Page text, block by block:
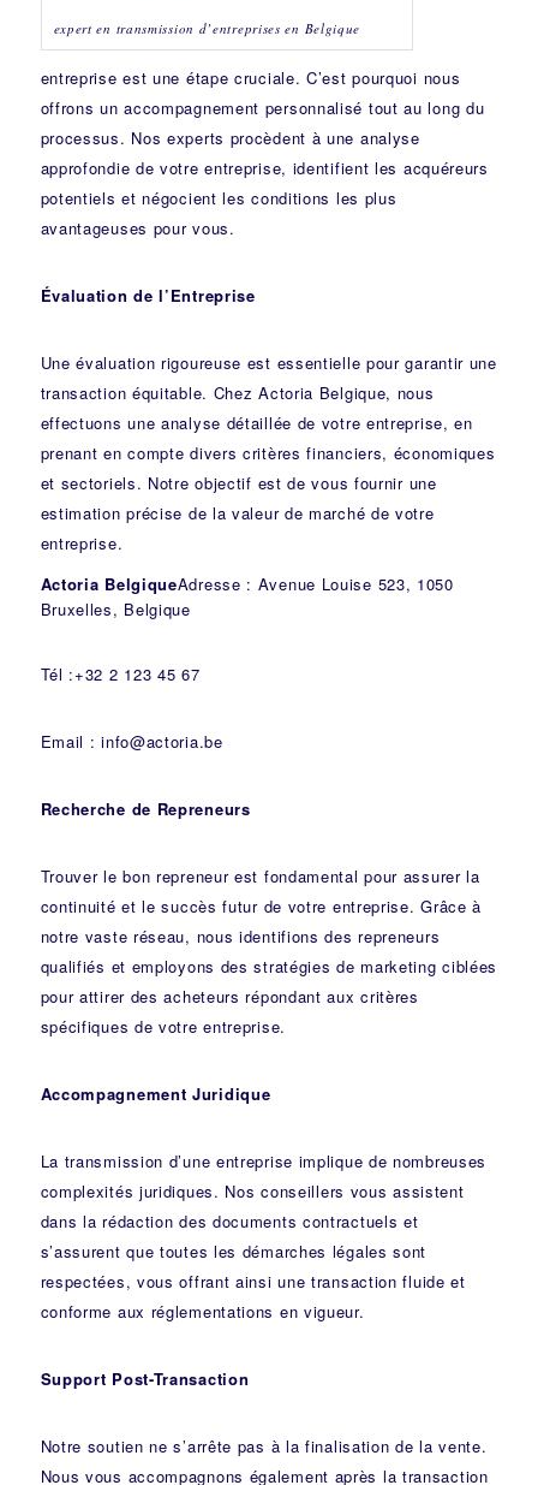
expert en transmission d’entreprises en Belgique
entreprise est une étape cruciale. C’est pourquoi nous
offrons un accompagnement personnalisé tout au long du
processus. Nos experts procèdent à une analyse
approfondie de votre entreprise, identifient les acquéreurs
potentiels et négocient les conditions les plus
avantageuses pour vous.
Évaluation de l’Entreprise
Une évaluation rigoureuse est essentielle pour garantir une
transaction équitable. Chez Actoria Belgique, nous
effectuons une analyse détaillée de votre entreprise, en
prenant en compte divers critères financiers, économiques
et sectoriels. Notre objectif est de vous fournir une
estimation précise de la valeur de marché de votre
entreprise.
Actoria BelgiqueAdresse : Avenue Louise 523, 1050
Bruxelles, Belgique
Tél :+32 2 123 45 67
Email : info@actoria.be
Recherche de Repreneurs
Trouver le bon repreneur est fondamental pour assurer la
continuité et le succès futur de votre entreprise. Grâce à
notre vaste réseau, nous identifions des repreneurs
qualifiés et employons des stratégies de marketing ciblées
pour attirer des acheteurs répondant aux critères
spécifiques de votre entreprise.
Accompagnement Juridique
La transmission d’une entreprise implique de nombreuses
complexités juridiques. Nosconseillers vous assistent
dans la rédaction des documents contractuels et
s’assurent que toutes les démarches légales sont
respectées, vous offrant ainsi une transaction fluide et
conforme aux réglementations en vigueur.
Support Post-Transaction
Notre soutien ne s’arrête pas à la finalisation de la vente.
Nous vous accompagnons également après la transaction